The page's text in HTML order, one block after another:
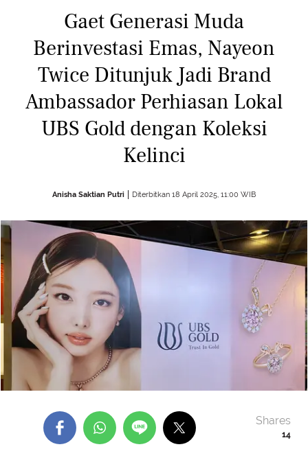
Gaet Generasi Muda
Berinvestasi Emas, Nayeon
Twice Ditunjuk Jadi Brand
Ambassador Perhiasan Lokal
UBS Gold dengan Koleksi
Kelinci
Anisha Saktian Putri Diterbitkan 18 April 2025, 11:00 WIB
14
Shares